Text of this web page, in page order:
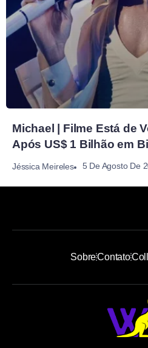
Michael | Filme Está de
Após US$ 1 Bilhão em
Jéssica Meireles 5 De Agosto De
SobreContato